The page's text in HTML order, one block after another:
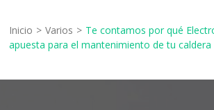
Inicio > Varios > Te contamos por qué
apuesta para el mantenimiento de tu caldera